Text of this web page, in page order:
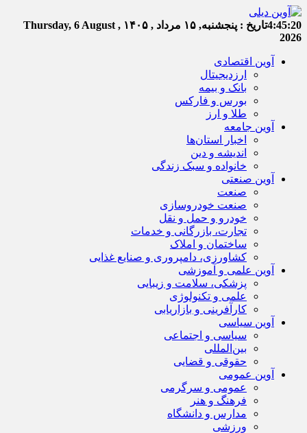
4:45:20تاریخ : پنجشنبه, ۱۵ مرداد , ۱۴۰۵
Thursday, 6 August ,
2026
آوین اقتصادی
ارزدیجیتال
بانک و بیمه
بورس و فارکس
طلا و ارز
آوین جامعه
اخبار استان‌ها
اندیشه و دین
خانواده و سبک زندگی
آوین صنعتی
صنعت
صنعت خودروسازی
خودرو و حمل و نقل
تجارت، بازرگانی و خدمات
ساختمان و املاک
کشاورزی، دامپروری و صنایع غذایی
آوین علمی و آموزشی
پزشکی، سلامت و زیبایی
علمی و تکنولوژی
کارآفرینی و بازاریابی
آوین سیاسی
سیاسی و اجتماعی
بین‌المللی
حقوقی و قضایی
آوین عمومی
عمومی و سرگرمی
فرهنگ و هنر
مدارس و دانشگاه
ورزشی